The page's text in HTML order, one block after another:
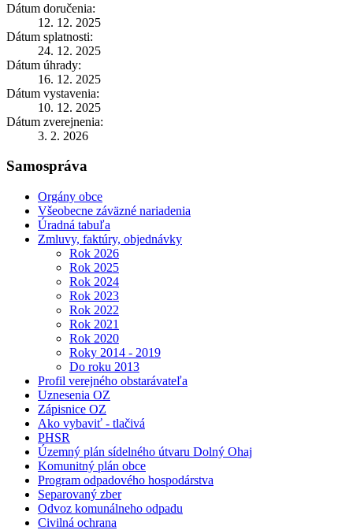
Dátum doručenia:
12. 12. 2025
Dátum splatnosti:
24. 12. 2025
Dátum úhrady:
16. 12. 2025
Dátum vystavenia:
10. 12. 2025
Dátum zverejnenia:
3. 2. 2026
Samospráva
Orgány obce
Všeobecne záväzné nariadenia
Úradná tabuľa
Zmluvy, faktúry, objednávky
Rok 2026
Rok 2025
Rok 2024
Rok 2023
Rok 2022
Rok 2021
Rok 2020
Roky 2014 - 2019
Do roku 2013
Profil verejného obstarávateľa
Uznesenia OZ
Zápisnice OZ
Ako vybaviť - tlačivá
PHSR
Územný plán sídelného útvaru Dolný Ohaj
Komunitný plán obce
Program odpadového hospodárstva
Separovaný zber
Odvoz komunálneho odpadu
Civilná ochrana